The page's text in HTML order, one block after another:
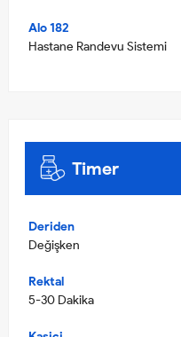
Alo 182
Hastane Randevu Sistemi
Timer
Deriden
Değişken
Rektal
5-30 Dakika